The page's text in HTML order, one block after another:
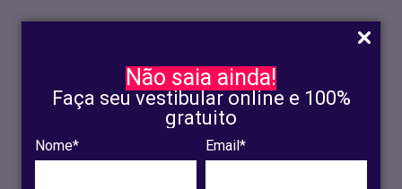
Não saia ainda!
Faça seu vestibular online e 100%
gratuito
Nome* Email*
INSCRIÇÃO